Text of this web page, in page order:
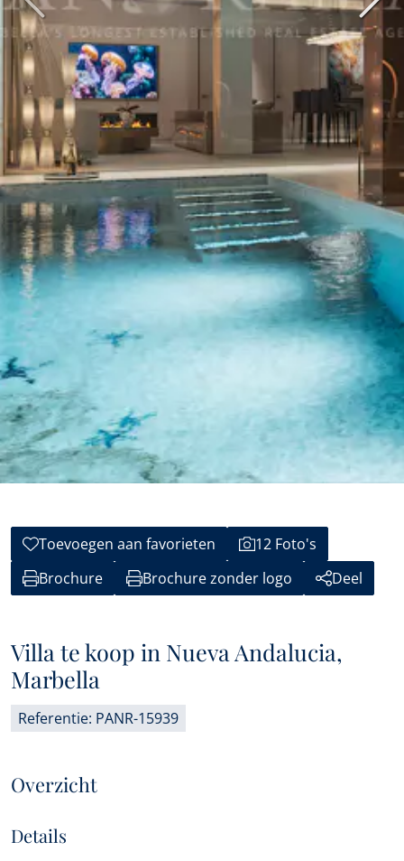
Toevoegen aan favorieten
12 Foto's
Brochure
Brochure zonder logo Deel
Villa te koop in Nueva Andalucia,
Marbella
Referentie: PANR-15939
Overzicht
Details